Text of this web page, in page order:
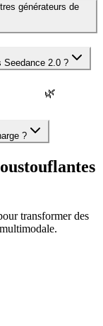
🌿
générateurs de
Seedance 2.0 ?
?
transformer des